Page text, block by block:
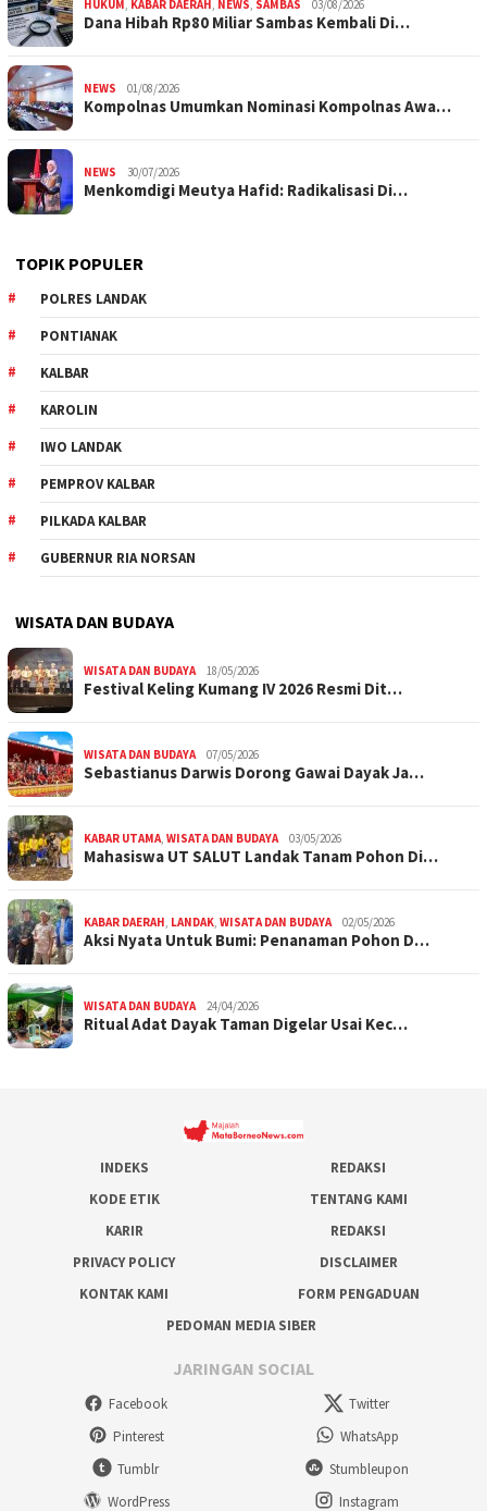
HUKUM, KABAR DAERAH, NEWS, SAMBAS 03/08/2026
Dana Hibah Rp80 Miliar Sambas Kembali Di…
NEWS 01/08/2026
Kompolnas Umumkan Nominasi Kompolnas Awa…
NEWS 30/07/2026
Menkomdigi Meutya Hafid: Radikalisasi Di…
TOPIK POPULER
POLRES LANDAK
PONTIANAK
KALBAR
KAROLIN
IWO LANDAK
PEMPROV KALBAR
PILKADA KALBAR
GUBERNUR RIA NORSAN
WISATA DAN BUDAYA
WISATA DAN BUDAYA 18/05/2026
Festival Keling Kumang IV 2026 Resmi Dit…
WISATA DAN BUDAYA 07/05/2026
Sebastianus Darwis Dorong Gawai Dayak Ja…
KABAR UTAMA, WISATA DAN BUDAYA 03/05/2026
Mahasiswa UT SALUT Landak Tanam Pohon Di…
KABAR DAERAH, LANDAK, WISATA DAN BUDAYA 02/05/2026
Aksi Nyata Untuk Bumi: Penanaman Pohon D…
WISATA DAN BUDAYA 24/04/2026
Ritual Adat Dayak Taman Digelar Usai Kec…
INDEKS
REDAKSI
KODE ETIK
TENTANG KAMI
KARIR
REDAKSI
PRIVACY POLICY
DISCLAIMER
KONTAK KAMI
FORM PENGADUAN
PEDOMAN MEDIA SIBER
JARINGAN SOCIAL
Facebook
Twitter
Pinterest
WhatsApp
Tumblr
Stumbleupon
WordPress
Instagram